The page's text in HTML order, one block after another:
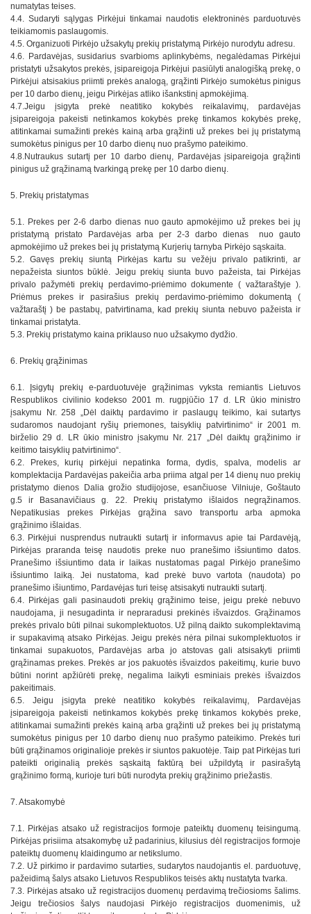
numatytas teises.
4.4. Sudaryti sąlygas Pirkėjui tinkamai naudotis elektroninės parduotuvės
teikiamomis paslaugomis.
4.5. Organizuoti Pirkėjo užsakytų prekių pristatymą Pirkėjo nurodytu adresu.
4.6. Pardavėjas, susidarius svarbioms aplinkybėms, negalėdamas Pirkėjui
pristatyti užsakytos prekės, įsipareigoja Pirkėjui pasiūlyti analogišką prekę, o
Pirkėjui atsisakius priimti prekės analogą, grąžinti Pirkėjo sumokėtus pinigus
per 10 darbo dienų, jeigu Pirkėjas atliko išankstinį apmokėjimą.
4.7.Jeigu įsigyta prekė neatitiko kokybės reikalavimų, pardavėjas
įsipareigoja pakeisti netinkamos kokybės prekę tinkamos kokybės prekę,
atitinkamai sumažinti prekės kainą arba grąžinti už prekes bei jų pristatymą
sumokėtus pinigus per 10 darbo dienų nuo prašymo pateikimo.
4.8.Nutraukus sutartį per 10 darbo dienų, Pardavėjas įsipareigoja grąžinti
pinigus už grąžinamą tvarkingą prekę per 10 darbo dienų.
5. Prekių pristatymas
5.1. Prekes per 2-6 darbo dienas nuo gauto apmokėjimo už prekes bei jų
pristatymą pristato Pardavėjas arba per 2-3 darbo dienas nuo gauto
apmokėjimo už prekes bei jų pristatymą Kurjerių tarnyba Pirkėjo sąskaita.
5.2. Gavęs prekių siuntą Pirkėjas kartu su vežėju privalo patikrinti, ar
nepažeista siuntos būklė. Jeigu prekių siunta buvo pažeista, tai Pirkėjas
privalo pažymėti prekių perdavimo-priėmimo dokumente ( važtaraštyje ).
Priėmus prekes ir pasirašius prekių perdavimo-priėmimo dokumentą (
važtaraštį ) be pastabų, patvirtinama, kad prekių siunta nebuvo pažeista ir
tinkamai pristatyta.
5.3. Prekių pristatymo kaina priklauso nuo užsakymo dydžio.
6. Prekių grąžinimas
6.1. Įsigytų prekių e-parduotuvėje grąžinimas vyksta remiantis Lietuvos
Respublikos civilinio kodekso 2001 m. rugpjūčio 17 d. LR ūkio ministro
įsakymu Nr. 258 „Dėl daiktų pardavimo ir paslaugų teikimo, kai sutartys
sudaromos naudojant ryšių priemones, taisyklių patvirtinimo“ ir 2001 m.
birželio 29 d. LR ūkio ministro įsakymu Nr. 217 „Dėl daiktų grąžinimo ir
keitimo taisyklių patvirtinimo“.
6.2. Prekes, kurių pirkėjui nepatinka forma, dydis, spalva, modelis ar
komplektacija Pardavėjas pakeičia arba priima atgal per 14 dienų nuo prekių
pristatymo dienos Dalia grožio studijojose, esančiuose Vilniuje, Goštauto
g.5 ir Basanavičiaus g. 22. Prekių pristatymo išlaidos negrąžinamos.
Nepatikusias prekes Pirkėjas grąžina savo transportu arba apmoka
grąžinimo išlaidas.
6.3. Pirkėjui nusprendus nutraukti sutartį ir informavus apie tai Pardavėją,
Pirkėjas praranda teisę naudotis preke nuo pranešimo išsiuntimo datos.
Pranešimo išsiuntimo data ir laikas nustatomas pagal Pirkėjo pranešimo
išsiuntimo laiką. Jei nustatoma, kad prekė buvo vartota (naudota) po
pranešimo išiuntimo, Pardavėjas turi teisę atsisakyti nutraukti sutartį.
6.4. Pirkėjas gali pasinaudoti prekių grąžinimo teise, jeigu prekė nebuvo
naudojama, ji nesugadinta ir nepraradusi prekinės išvaizdos. Grąžinamos
prekės privalo būti pilnai sukomplektuotos. Už pilną daikto sukomplektavimą
ir supakavimą atsako Pirkėjas. Jeigu prekės nėra pilnai sukomplektuotos ir
tinkamai supakuotos, Pardavėjas arba jo atstovas gali atsisakyti priimti
grąžinamas prekes. Prekės ar jos pakuotės išvaizdos pakeitimų, kurie buvo
būtini norint apžiūrėti prekę, negalima laikyti esminiais prekės išvaizdos
pakeitimais.
6.5. Jeigu įsigyta prekė neatitiko kokybės reikalavimų, Pardavėjas
įsipareigoja pakeisti netinkamos kokybės prekę tinkamos kokybės preke,
atitinkamai sumažinti prekės kainą arba grąžinti už prekes bei jų pristatymą
sumokėtus pinigus per 10 darbo dienų nuo prašymo pateikimo. Prekės turi
būti grąžinamos originalioje prekės ir siuntos pakuotėje. Taip pat Pirkėjas turi
pateikti originalią prekės sąskaitą faktūrą bei užpildytą ir pasirašytą
grąžinimo formą, kurioje turi būti nurodyta prekių grąžinimo priežastis.
7. Atsakomybė
7.1. Pirkėjas atsako už registracijos formoje pateiktų duomenų teisingumą.
Pirkėjas prisiima atsakomybę už padarinius, kilusius dėl registracijos formoje
pateiktų duomenų klaidingumo ar netikslumo.
7.2. Už pirkimo ir pardavimo sutarties, sudarytos naudojantis el. parduotuvę,
pažeidimą šalys atsako Lietuvos Respublikos teisės aktų nustatyta tvarka.
7.3. Pirkėjas atsako už registracijos duomenų perdavimą trečiosioms šalims.
Jeigu trečiosios šalys naudojasi Pirkėjo registracijos duomenimis, už